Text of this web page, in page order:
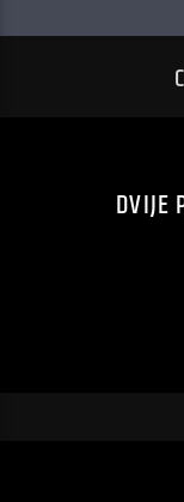
DVIJE